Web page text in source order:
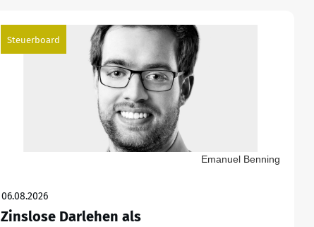
Steuerboard
Emanuel Benning
06.08.2026
Zinslose Darlehen als